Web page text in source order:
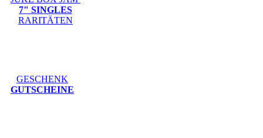
7" SINGLES
RARITÄTEN
GESCHENK
GUTSCHEINE